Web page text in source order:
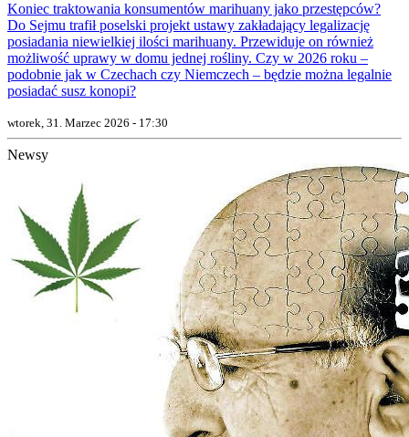
Koniec traktowania konsumentów marihuany jako przestępców?
Do Sejmu trafił poselski projekt ustawy zakładający legalizację
posiadania niewielkiej ilości marihuany. Przewiduje on również
możliwość uprawy w domu jednej rośliny. Czy w 2026 roku –
podobnie jak w Czechach czy Niemczech – będzie można legalnie
posiadać susz konopi?
wtorek, 31. Marzec 2026 - 17:30
Newsy